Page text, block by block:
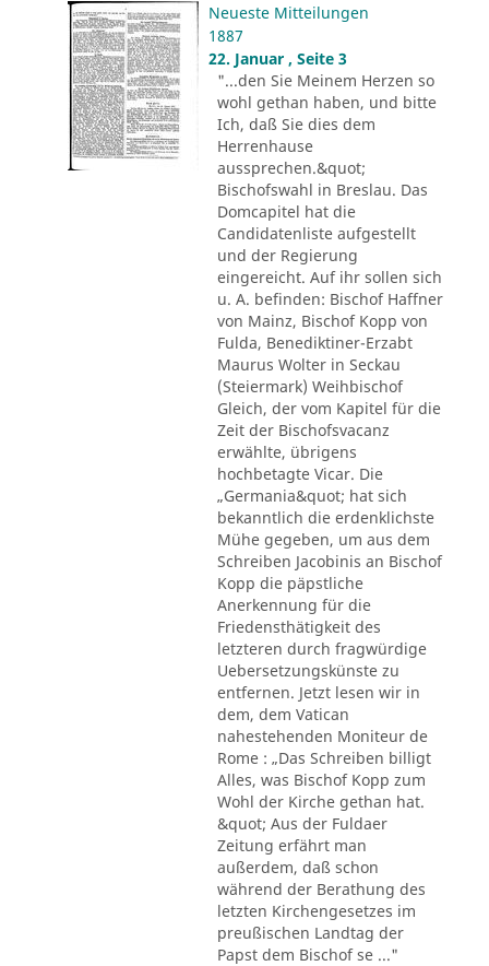
Neueste Mitteilungen
1887
22. Januar , Seite 3
"...den Sie Meinem Herzen so
wohl gethan haben, und bitte
Ich, daß Sie dies dem
Herrenhause
aussprechen.&quot;
Bischofswahl in Breslau. Das
Domcapitel hat die
Candidatenliste aufgestellt
und der Regierung
eingereicht. Auf ihr sollen sich
u. A. befinden: Bischof Haffner
von Mainz, Bischof Kopp von
Fulda, Benediktiner-Erzabt
Maurus Wolter in Seckau
(Steiermark) Weihbischof
Gleich, der vom Kapitel für die
Zeit der Bischofsvacanz
erwählte, übrigens
hochbetagte Vicar. Die
„Germania&quot; hat sich
bekanntlich die erdenklichste
Mühe gegeben, um aus dem
Schreiben Jacobinis an Bischof
Kopp die päpstliche
Anerkennung für die
Friedensthätigkeit des
letzteren durch fragwürdige
Uebersetzungskünste zu
entfernen. Jetzt lesen wir in
dem, dem Vatican
nahestehenden Moniteur de
Rome : „Das Schreiben billigt
Alles, was Bischof Kopp zum
Wohl der Kirche gethan hat.
&quot; Aus der Fuldaer
Zeitung erfährt man
außerdem, daß schon
während der Berathung des
letzten Kirchengesetzes im
preußischen Landtag der
Papst dem Bischof se ..."